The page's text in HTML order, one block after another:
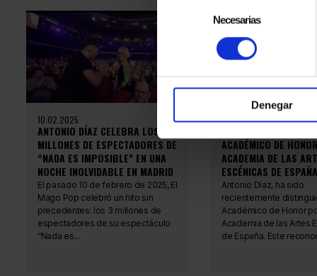
consentimiento
Necesarias
Denegar
10.02.2025
ANTONIO DÍAZ CELEBRA LOS 3
MILLONES DE ESPECTADORES DE
“NADA ES IMPOSIBLE” EN UNA
NOCHE INOLVIDABLE EN MADRID
El pasado 10 de febrero de 2025, El
Mago Pop celebró un hito sin
precedentes: los 3 millones de
espectadores de su espectáculo
“Nada es...
19.01.2025
ACADÉMICO DE
ACADEMIA DE LAS
ESCÉNICAS DE ESPAÑA
Antonio Díaz, ha sido
recientemente
Académico de Honor
Academia de las Artes
de España. Este